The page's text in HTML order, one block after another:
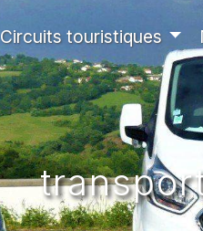
Circuits touristiques